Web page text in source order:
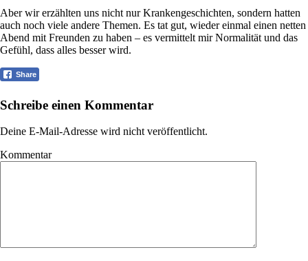
Aber wir erzählten uns nicht nur Krankengeschichten, sondern hatten
auch noch viele andere Themen. Es tat gut, wieder einmal einen netten
Abend mit Freunden zu haben – es vermittelt mir Normalität und das
Gefühl, dass alles besser wird.
Share
Schreibe einen Kommentar
Deine E-Mail-Adresse wird nicht veröffentlicht.
Kommentar